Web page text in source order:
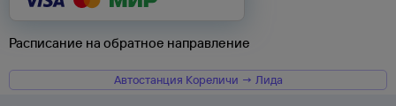
Расписание на обратное направление
Автостанция Кореличи → Лида